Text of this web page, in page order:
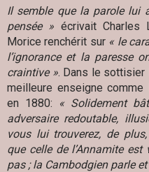
Il semble que la parole lui
pensée » écrivait
Morice renchérit sur « le
l’ignorance et la paresse
craintive ». Dans le sottisier
meilleure enseigne
en 1880:
« Solidement
adversaire redoutable,
vous lui trouverez, de
que celle de l’Annamite
pas ; la Cambodgien parle